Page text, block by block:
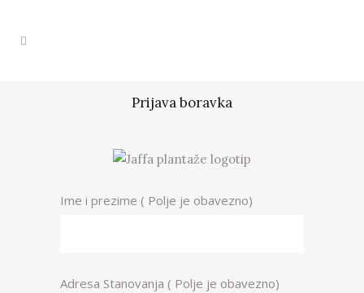
Prijava boravka
Ime i prezime ( Polje je obavezno)
Adresa Stanovanja ( Polje je obavezno)